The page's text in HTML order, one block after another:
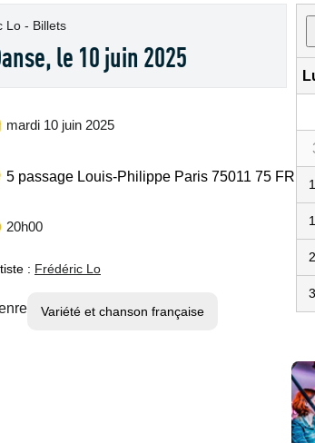
Lo - Billets
le 10 juin 2025
mardi 10 juin 2025
5 passage Louis-Philippe Paris 75011 75 FR
20h00
: Frédéric Lo
Variété et chanson française